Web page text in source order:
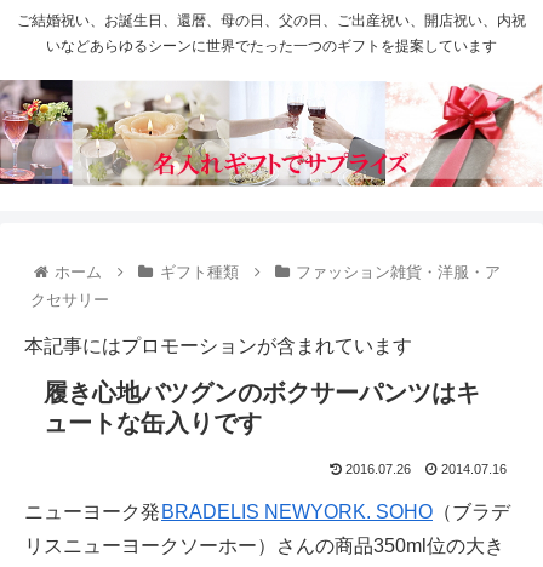
ご結婚祝い、お誕生日、還暦、母の日、父の日、ご出産祝い、開店祝い、内祝
いなどあらゆるシーンに世界でたった一つのギフトを提案しています
ホーム ギフト種類
ファッション雑貨・洋服・ア
クセサリー
本記事にはプロモーションが含まれています
履き心地バツグンのボクサーパンツはキ
ュートな缶入りです
2016.07.26 2014.07.16
ニューヨーク発 BRADELIS NEWYORK. SOHO （ブラデ
リスニューヨークソーホー）さんの商品350ml位の大き